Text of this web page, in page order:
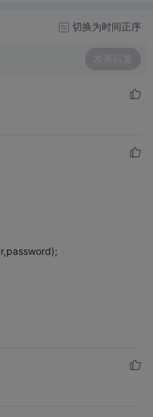
切换为时间正序
发表回复